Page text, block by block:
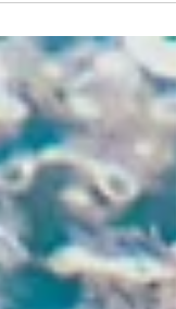
di Newton?